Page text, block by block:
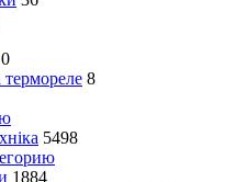
термореле 8
5498
1884